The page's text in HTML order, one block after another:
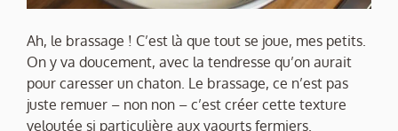
Ah, le brassage ! C’est là que tout se joue, mes petits.
On y va doucement, avec la tendresse qu’on aurait
pour caresser un chaton. Le brassage, ce n’est pas
juste remuer – non non – c’est créer cette texture
veloutée si particulière aux yaourts fermiers.